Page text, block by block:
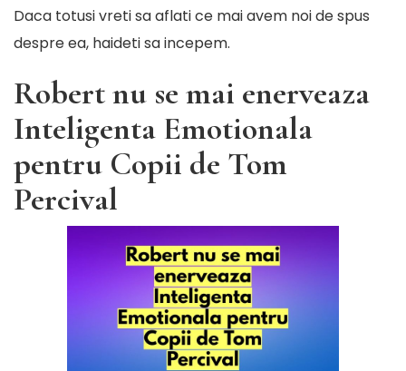
Daca totusi vreti sa aflati ce mai avem noi de spus
despre ea, haideti sa incepem.
Robert nu se mai enerveaza
Inteligenta Emotionala
pentru Copii de Tom
Percival